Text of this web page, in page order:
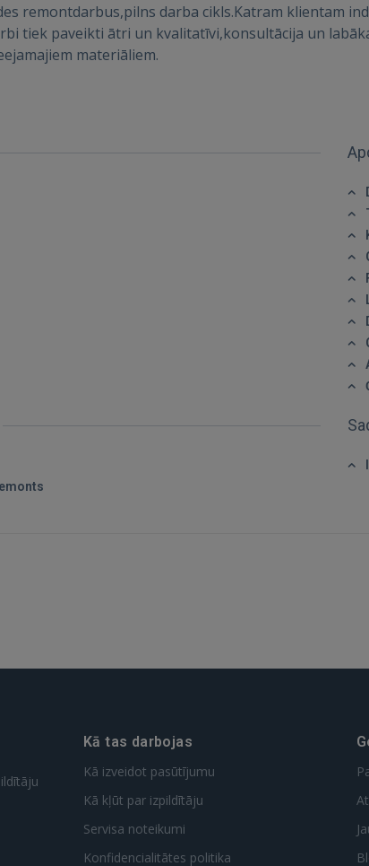
IENĀKT
 Sign in with
Vēl neesat
remontdarbus,pilns darba cikls.Katram klientam
tiek paveikti ātri un kvalitatīvi,konsultācija un
materiāliem.
Kā tas darbojas
Kā izveidot pasūtījumu
Kā kļūt par izpildītāju
Servisa noteikumi
Konfidencialitātes politika